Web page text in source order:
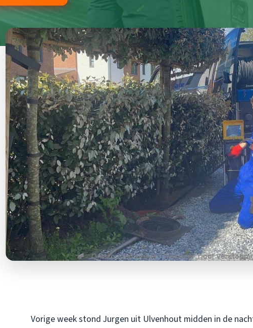
Vorige week stond Jurgen uit Ulvenhout midden in de